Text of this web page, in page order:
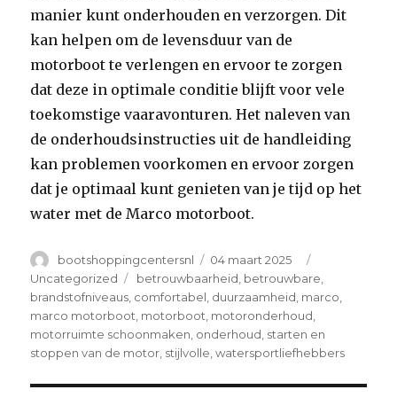
manier kunt onderhouden en verzorgen. Dit
kan helpen om de levensduur van de
motorboot te verlengen en ervoor te zorgen
dat deze in optimale conditie blijft voor vele
toekomstige vaaravonturen. Het naleven van
de onderhoudsinstructies uit de handleiding
kan problemen voorkomen en ervoor zorgen
dat je optimaal kunt genieten van je tijd op het
water met de Marco motorboot.
Author
bootshoppingcentersnl
Posted
on
04 maart 2025
Uncategorized
Tags
betrouwbaarheid betrouwbare
brandstofniveaus comfortabel duurzaamheid marco
marco motorboot motorboot motoronderhoud
motorruimte schoonmaken onderhoud starten en
stoppen van de motor stijlvolle ,watersportliefhebbers